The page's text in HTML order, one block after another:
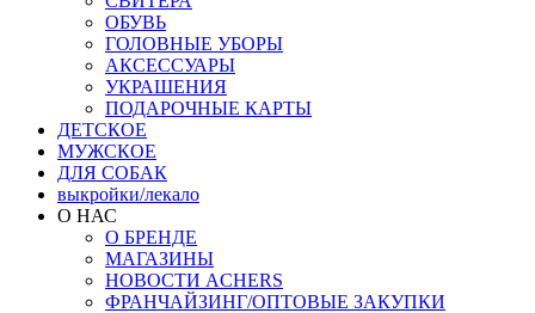
ОБУВЬ
ГОЛОВНЫЕ УБОРЫ
АКСЕССУАРЫ
УКРАШЕНИЯ
ПОДАРОЧНЫЕ КАРТЫ
ДЕТСКОЕ
МУЖСКОЕ
ДЛЯ СОБАК
выкройки/лекало
О НАС
О БРЕНДЕ
МАГАЗИНЫ
НОВОСТИ ACHERS
ФРАНЧАЙЗИНГ/ОПТОВЫЕ ЗАКУПКИ